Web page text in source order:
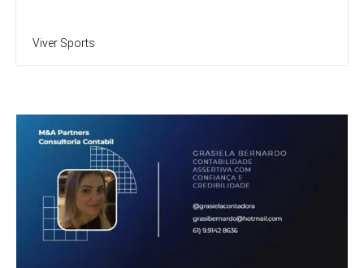
Viver Sports